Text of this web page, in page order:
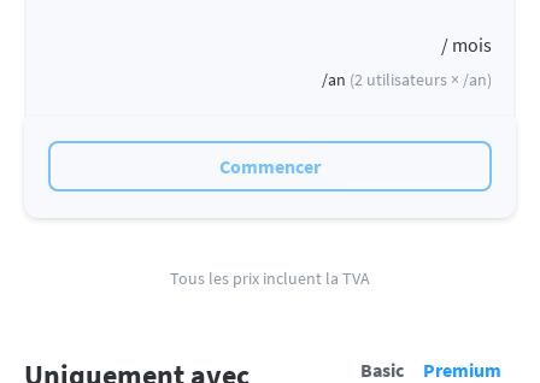
/ mois
/an (2 utilisateurs × /an)
Commencer
Tous les prix incluent la TVA
Uniquement avec
Basic Premium